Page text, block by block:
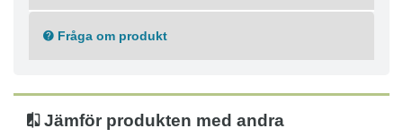
Fråga om produkt
Jämför produkten med andra